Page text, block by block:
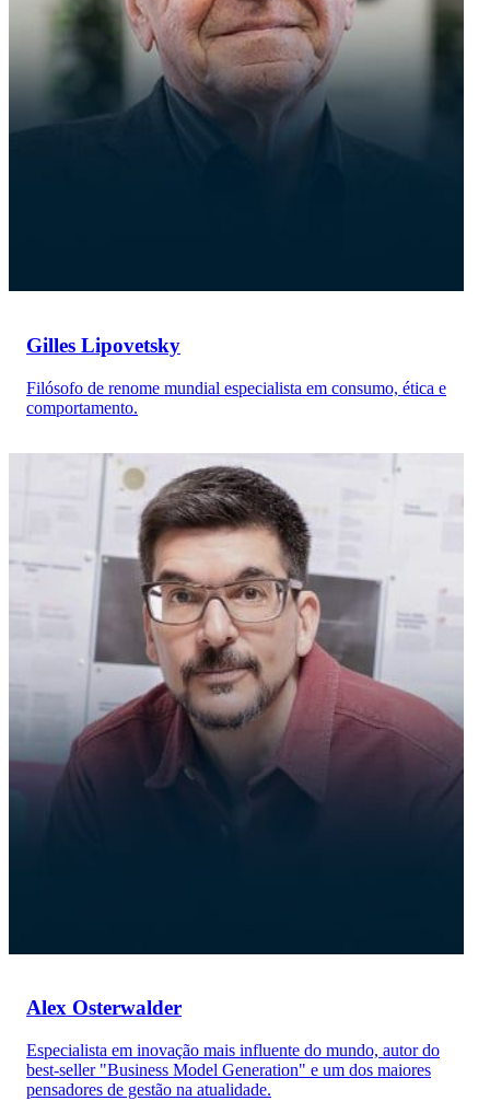
Gilles Lipovetsky
Filósofo de renome mundial especialista em consumo, ética e
comportamento.
Alex Osterwalder
Especialista em inovação mais influente do mundo, autor do
best-seller "Business Model Generation" e um dos maiores
pensadores de gestão na atualidade.